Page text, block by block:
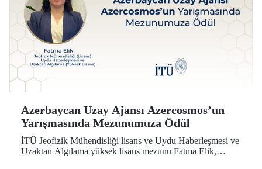
Azerbaycan Uzay Ajansı Azercosmos’un
Yarışmasında Mezunumuza Ödül
İTÜ Jeofizik Mühendisliği lisans ve Uydu Haberleşmesi ve
Uzaktan Algılama yüksek lisans mezunu Fatma Elik,